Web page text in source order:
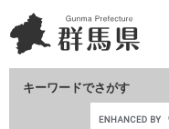
ー
ジ
ニ
ュ
キーワードでさがす